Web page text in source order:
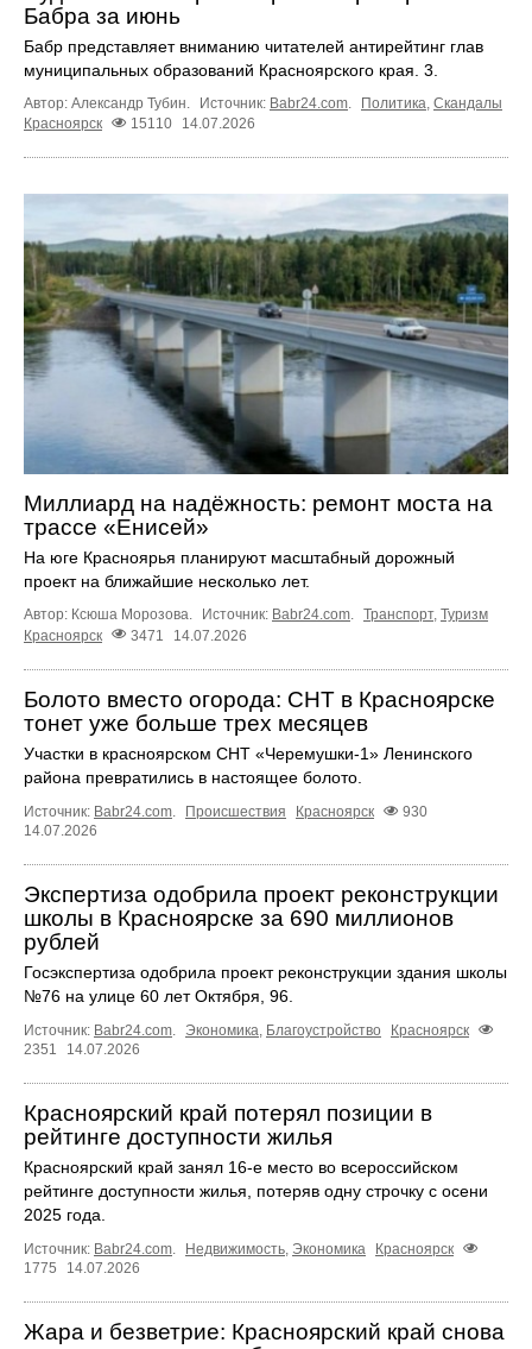
Бабра за июнь
Бабр представляет вниманию читателей антирейтинг глав
муниципальных образований Красноярского края. 3.
Автор: Александр Тубин. Источник: Babr24.com Политика Скандалы
Красноярск
15110 14.07.2026
Миллиард на надёжность: ремонт моста на
трассе «Енисей»
На юге Красноярья планируют масштабный дорожный
проект на ближайшие несколько лет.
Автор: Ксюша Морозова. Источник: Babr24.com. Транспорт, Туризм
Красноярск
3471 14.07.2026
Болото вместо огорода: СНТ в Красноярске
тонет уже больше трех месяцев
Участки в красноярском СНТ «Черемушки-1» Ленинского
района превратились в настоящее болото.
Источник: Babr24.com Происшествия Красноярск
930
14.07.2026
Экспертиза одобрила проект реконструкции
школы в Красноярске за 690 миллионов
рублей
Госэкспертиза одобрила проект реконструкции здания школы
№76 на улице 60 лет Октября, 96.
Источник: Babr24.com Экономика Благоустройство
Красноярск
2351
14.07.2026
Красноярский край потерял позиции в
рейтинге доступности жилья
Красноярский край занял 16-е место во всероссийском
рейтинге доступности жилья, потеряв одну строчку с осени
2025 года.
Источник: Babr24.com. Недвижимость, Экономика
Красноярск
1775
14.07.2026
Жара и безветрие: Красноярский край снова